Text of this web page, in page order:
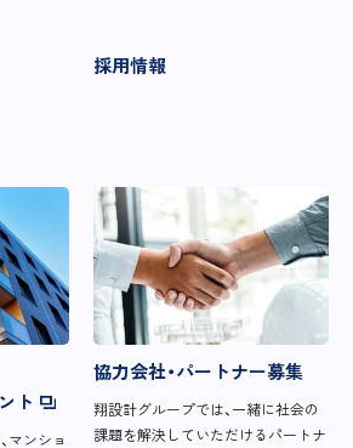
採用情報
ト
マンショ
協力会社・パートナー募集
翔設計グループでは、一緒に社会の
課題を解決していただけるパートナ